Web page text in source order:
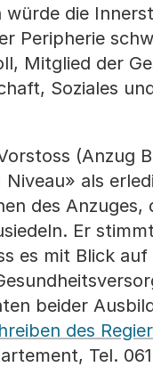
würde die
Peripherie
Mitglied der
Soziales
(Anzug
als
des Anzuges,
Er
es mit Blick auf
beider
des
Tel.